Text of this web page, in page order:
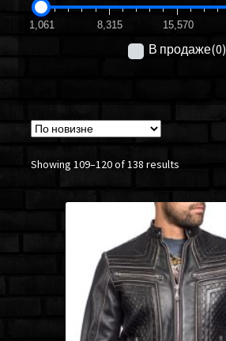
1,061 8,315 15,570
В продаже(0)
Showing 109–120 of 138 results